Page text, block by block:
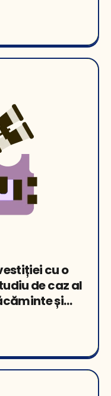
cu o
de caz al
și